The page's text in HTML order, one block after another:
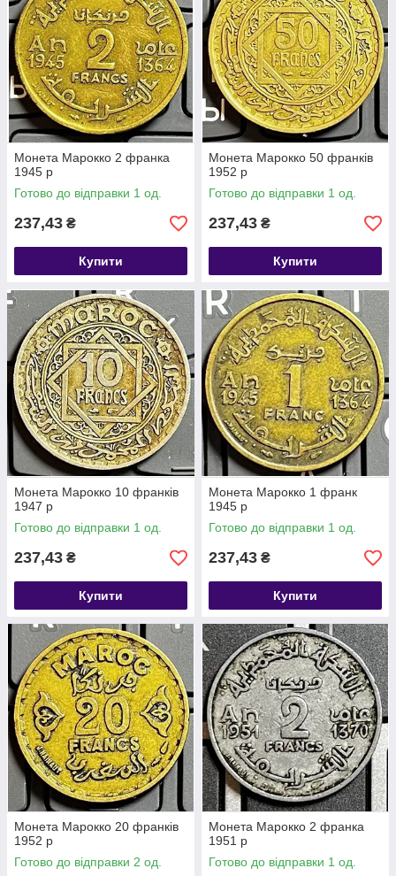
Монета Марокко 2 франка
1945 р
Готово до відправки 1 од.
237,43 ₴
Купити
Монета Марокко 50 франків
1952 р
Готово до відправки 1 од.
237,43 ₴
Купити
Монета Марокко 10 франків
1947 р
Готово до відправки 1 од.
237,43 ₴
Купити
Монета Марокко 1 франк
1945 р
Готово до відправки 1 од.
237,43 ₴
Купити
Монета Марокко 20 франків
1952 р
Готово до відправки 2 од.
Монета Марокко 2 франка
1951 р
Готово до відправки 1 од.